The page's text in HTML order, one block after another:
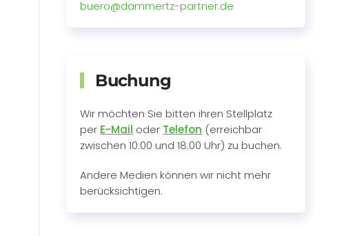
buero@dammertz-partner.de
Buchung
Wir möchten Sie bitten ihren Stellplatz
per E-Mail oder Telefon (erreichbar
zwischen 10:00 und 18:00 Uhr) zu buchen.
Andere Medien können wir nicht mehr
berücksichtigen.